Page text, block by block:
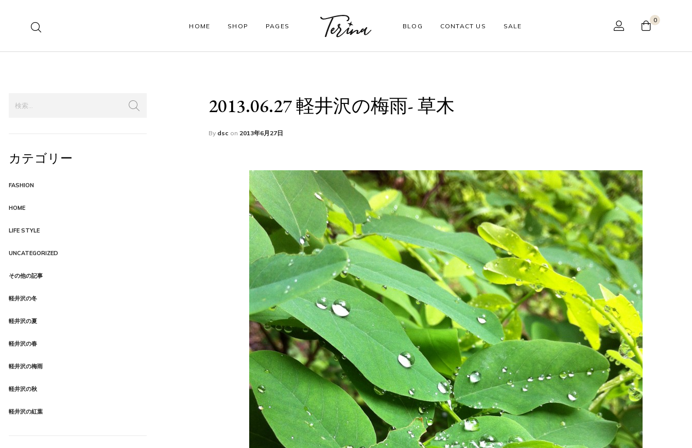
HOME SHOP
Shop Left Sidebar
Shop Fullwidth
Shop Lookbook
Product Style 01 Order Tracking
My account
Shopping Cart
Wishlist
PAGES BLOG CONTACT US SALE
0
カテゴリー
FASHION
HOME
LIFE STYLE
UNCATEGORIZED
その他の記事
軽井沢の冬
軽井沢の夏
軽井沢の春
軽井沢の梅雨
軽井沢の秋
軽井沢の紅葉
2013.06.27 軽井沢の梅雨- 草木
By dsc on 2013年6月27日